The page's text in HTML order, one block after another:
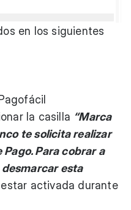
en los siguientes
la casilla “Marca
te solicita realizar
Para cobrar a
esta
activada durante